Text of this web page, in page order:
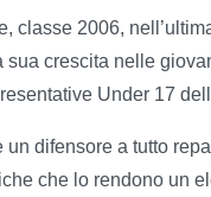
classe 2006,
sua crescita nelle
Under 17
un difensore a tutto
che lo rendono un